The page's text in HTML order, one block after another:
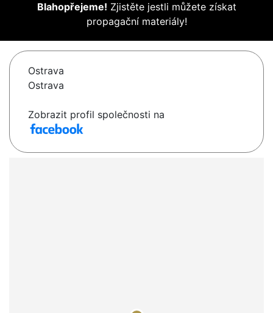
Blahopřejeme! Zjistěte jestli můžete získat
propagační materiály!
Ostrava
Ostrava
Zobrazit profil společnosti na